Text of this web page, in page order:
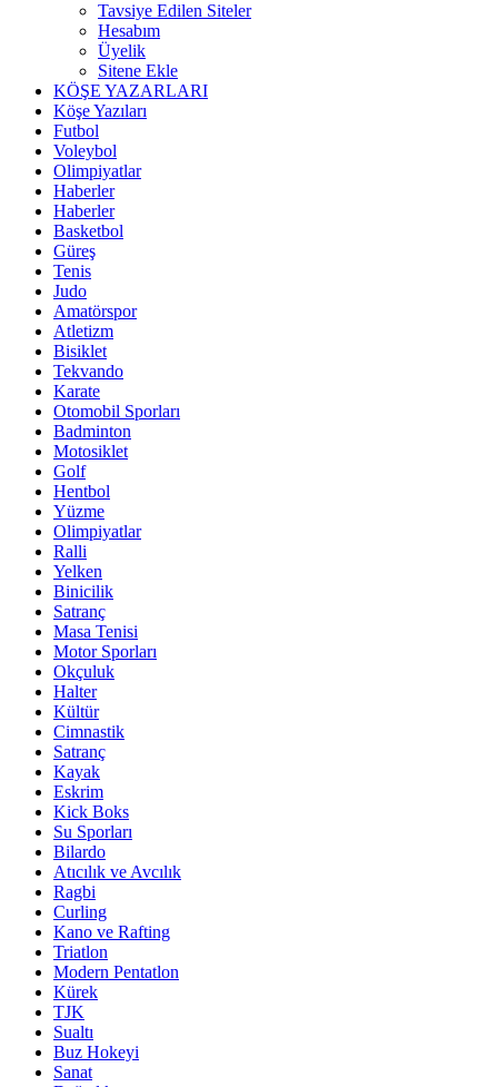
Tavsiye Edilen Siteler
Hesabım
Üyelik
Sitene Ekle
KÖŞE YAZARLARI
Köşe Yazıları
Futbol
Voleybol
Olimpiyatlar
Haberler
Haberler
Basketbol
Güreş
Tenis
Judo
Amatörspor
Atletizm
Bisiklet
Tekvando
Karate
Otomobil Sporları
Badminton
Motosiklet
Golf
Hentbol
Yüzme
Olimpiyatlar
Ralli
Yelken
Binicilik
Satranç
Masa Tenisi
Motor Sporları
Okçuluk
Halter
Kültür
Cimnastik
Satranç
Kayak
Eskrim
Kick Boks
Su Sporları
Bilardo
Atıcılık ve Avcılık
Ragbi
Curling
Kano ve Rafting
Triatlon
Modern Pentatlon
Kürek
TJK
Sualtı
Buz Hokeyi
Sanat